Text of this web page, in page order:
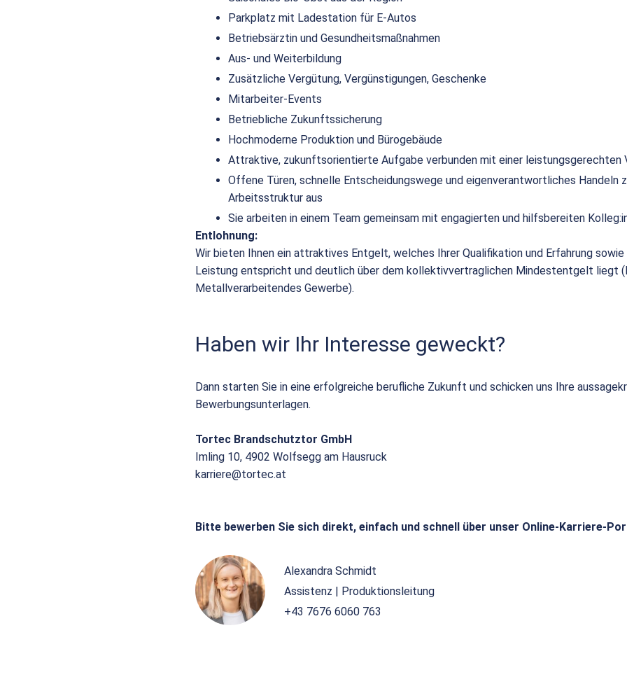
Parkplatz mit Ladestation für E-Autos
Betriebsärztin und Gesundheitsmaßnahmen
Aus- und Weiterbildung
Zusätzliche Vergütung, Vergünstigungen, Geschenke
Mitarbeiter-Events
Betriebliche Zukunftssicherung
Hochmoderne Produktion und Bürogebäude
Attraktive, zukunftsorientierte Aufgabe verbunden mit einer leistungsgerechten
Offene Türen, schnelle Entscheidungswege und eigenverantwortliches Handeln
Arbeitsstruktur aus
Sie arbeiten in einem Team gemeinsam mit engagierten und hilfsbereiten
Entlohnung:
Wir bieten Ihnen ein attraktives Entgelt, welches Ihrer Qualifikation und Erfahrung sowie
Leistung entspricht und deutlich über dem kollektivvertraglichen Mindestentgelt liegt
Metallverarbeitendes Gewerbe).
Haben wir Ihr Interesse geweckt?
Dann starten Sie in eine erfolgreiche berufliche Zukunft und schicken uns Ihre
Bewerbungsunterlagen.
Tortec Brandschutztor GmbH
Imling 10, 4902 Wolfsegg am Hausruck
karriere@tortec.at
Bitte bewerben Sie sich direkt, einfach und schnell über unser Online-Karriere-
Alexandra Schmidt
Assistenz | Produktionsleitung
+43 7676 6060 763